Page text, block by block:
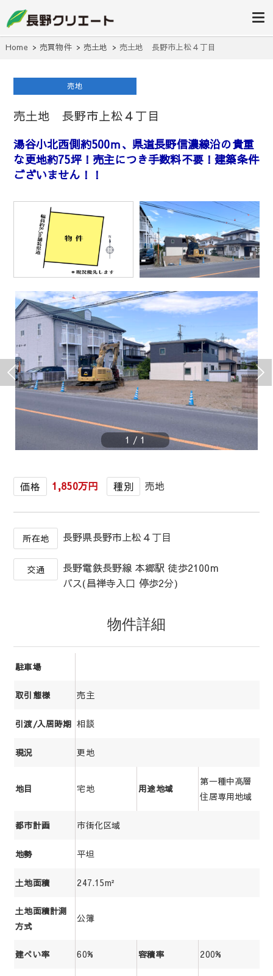
長野クリエ
ート
せください！
Home 売買物件 売土地 売土地 長野市上松４丁目
売地
売土地 長野市上松４丁目
湯谷小北西側約500ｍ、県道長野信濃線沿の貴重
な更地約75坪！売主につき手数料不要！建築条件
ございません！！
1 / 1
価格 1,850万円 種別 売地
所在地 長野県長野市上松４丁目
交通
長野電鉄長野線 本郷駅 徒歩2100m
バス(昌禅寺入口 停歩2分)
物件詳細
駐車場
取引態様 売主
引渡/入居時期 相談
現況 更地
地目 宅地 用途地域
第一種中高層
住居専用地域
都市計画 市街化区域
地勢 平坦
土地面積 247.15m²
土地面積計測
方式
公簿
建ぺい率 60% 容積率 200%